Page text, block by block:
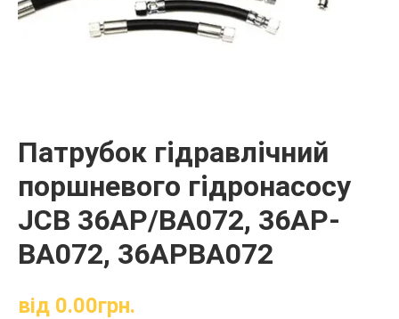
Патрубок гідравлічний
поршневого гідронасосу
JCB 36AP/BA072, 36AP-
BA072, 36APBA072
від 0.00грн.